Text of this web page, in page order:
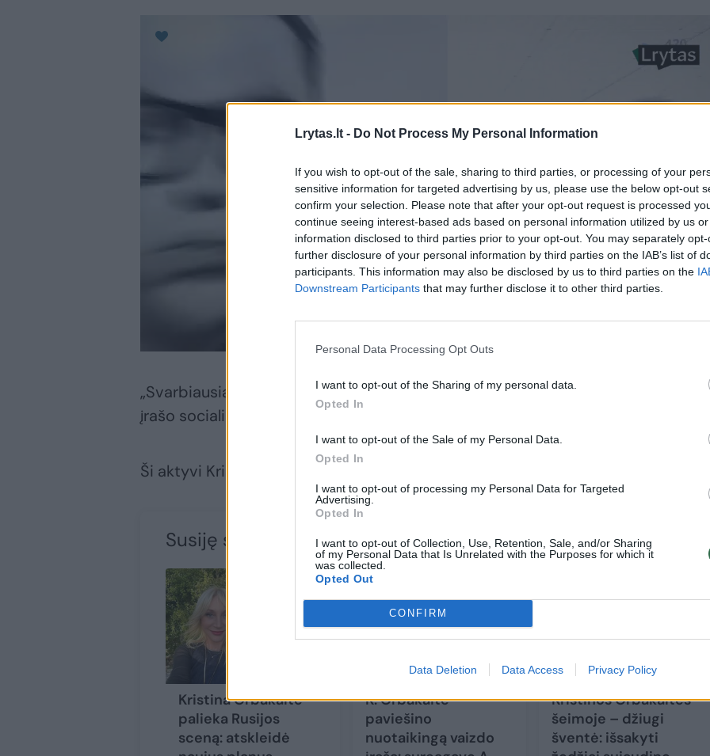
Lrytas.lt - Do Not Process My Personal Information
If you wish to opt-out of the sale, sharing to third parties, or processing of your
sensitive information for targeted advertising by us, please use the below opt-out
confirm your selection. Please note that after your opt-out request is processed
continue seeing interest-based ads based on personal information utilized by us
information disclosed to third parties prior to your opt-out. You may separately
further disclosure of your personal information by third parties on the IAB’s list of
participants. This information may also be disclosed by us to third parties on the
Downstream Participants that may further disclose it to other third parties.
Personal Data Processing Opt Outs
I want to opt-out of the Sharing of my personal data.
Opted In
I want to opt-out of the Sale of my Personal Data.
Opted In
I want to opt-out of processing my Personal Data for Targeted
Advertising.
Opted In
I want to opt-out of Collection, Use, Retention, Sale, and/or Sharing
of my Personal Data that Is Unrelated with the Purposes for which it
was collected.
Opted Out
CONFIRM
Data Deletion Data Access Privacy Policy
„Svarbiausia – motyvacija, nuotaika ir kompanija! Ir taip kiekvieną dieną“, –
įrašo socialiniuose tinkluose brūkštelėjo ji.
Ši aktyvi Kristinos gyvenimo pusė sulaukė didžiulio susidomėjimo.
Susiję straipsniai
Kristina Orbakaitė
palieka Rusijos
sceną: atskleidė
K. Orbakaitė
paviešino
nuotaikingą vaizdo
Kristinos Orbakaitės
šeimoje – džiugi
šventė: išsakyti